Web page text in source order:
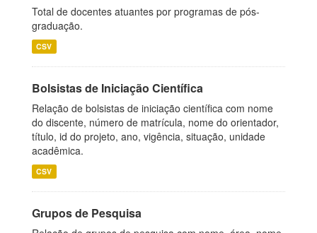
Total de docentes atuantes por programas de pós-
graduação.
CSV
Bolsistas de Iniciação Científica
Relação de bolsistas de iniciação científica com nome
do discente, número de matrícula, nome do orientador,
título, id do projeto, ano, vigência, situação, unidade
acadêmica.
CSV
Grupos de Pesquisa